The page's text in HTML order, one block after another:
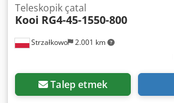
Strzałkowo 2.001 km
Teleskopik çatal
Kooi RG4-45-1550-800
Talep etmek